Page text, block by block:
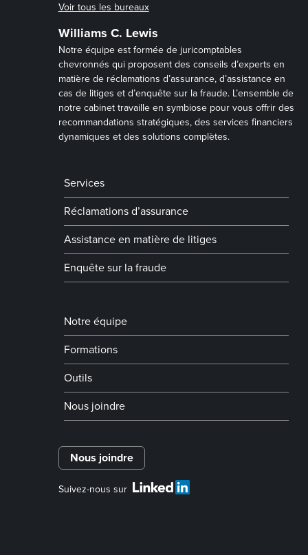
Voir tous les bureaux
Williams C. Lewis
Notre équipe est formée de juricomptables
chevronnés qui proposent des conseils d’experts en
matière de réclamations d’assurance, d’assistance en
cas de litiges et d’enquête sur la fraude. L’ensemble de
notre cabinet travaille en symbiose pour vous offrir des
recommandations stratégiques, des services financiers
dynamiques et des solutions complètes.
Services
Réclamations d’assurance
Assistance en matière de litiges
Enquête sur la fraude
Notre équipe
Formations
Outils
Nous joindre
Nous joindre
Suivez-nous sur